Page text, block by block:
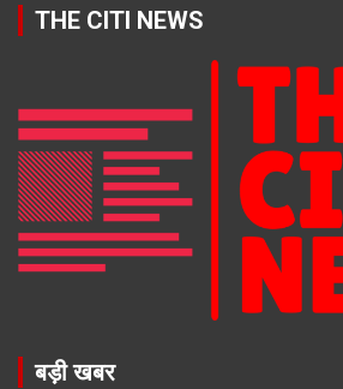
THE CITI NEWS
बड़ी खबर